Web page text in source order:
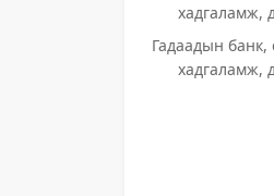
хадгаламж,
Гадаадын банк,
хадгаламж,